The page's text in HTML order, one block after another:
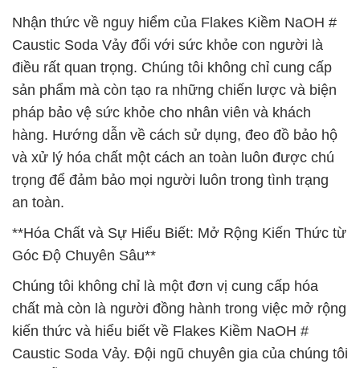
Nhận thức về nguy hiểm của Flakes Kiềm NaOH #
Caustic Soda Vảy đối với sức khỏe con người là
điều rất quan trọng. Chúng tôi không chỉ cung cấp
sản phẩm mà còn tạo ra những chiến lược và biện
pháp bảo vệ sức khỏe cho nhân viên và khách
hàng. Hướng dẫn về cách sử dụng, đeo đồ bảo hộ
và xử lý hóa chất một cách an toàn luôn được chú
trọng để đảm bảo mọi người luôn trong tình trạng
an toàn.
**Hóa Chất và Sự Hiểu Biết: Mở Rộng Kiến Thức từ
Góc Độ Chuyên Sâu**
Chúng tôi không chỉ là một đơn vị cung cấp hóa
chất mà còn là người đồng hành trong việc mở rộng
kiến thức và hiểu biết về Flakes Kiềm NaOH #
Caustic Soda Vảy. Đội ngũ chuyên gia của chúng tôi